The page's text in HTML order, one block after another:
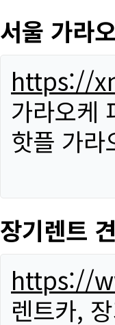
서울 가라
https://
가라오케
핫플 가
장기렌트
https://
렌트카,